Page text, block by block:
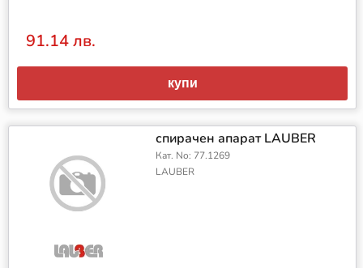
91.14 лв.
купи
спирачен апарат LAUBER
Кат. No: 77.1269
LAUBER